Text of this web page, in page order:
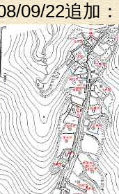
09/22追加：